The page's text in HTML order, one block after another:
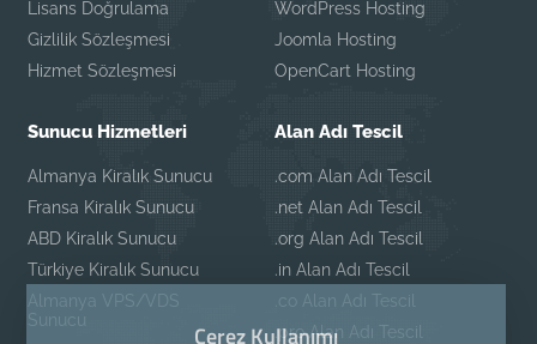
Lisans Doğrulama
Gizlilik Sözleşmesi
Hizmet Sözleşmesi
WordPress Hosting
Joomla Hosting
OpenCart Hosting
Sunucu Hizmetleri
Almanya Kiralık Sunucu
Fransa Kiralık Sunucu
ABD Kiralık Sunucu
Türkiye Kiralık Sunucu
Almanya VPS/VDS
Sunucu
Alan Adı Tescil
.com Alan Adı Tescil
.net Alan Adı Tescil
.org Alan Adı Tescil
.in Alan Adı Tescil
.co Alan Adı Tescil
.pro Alan Adı Tescil
Çerez Kullanımı